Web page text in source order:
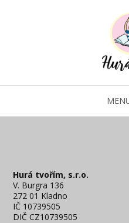
Hurá tvořím, s.r.o.
V. Burgra 136
272 01 Kladno
IČ 10739505
DIČ CZ10739505